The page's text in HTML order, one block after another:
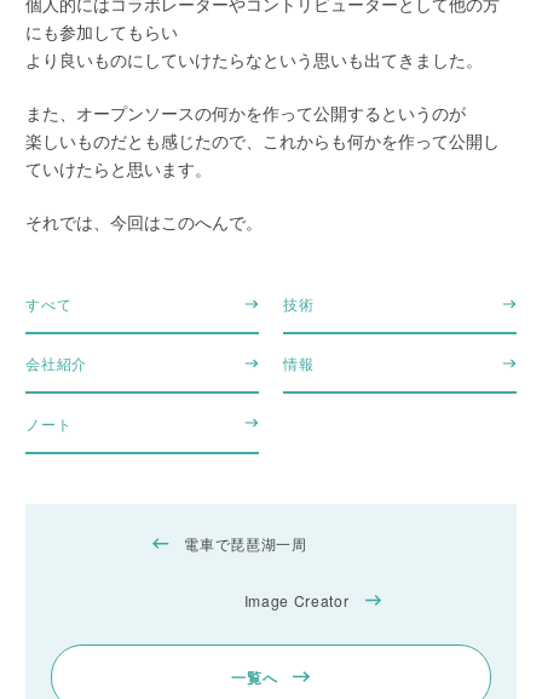
にも参加してもらい
より良いものにしていけたらなという思いも出てきました。
また、オープンソースの何かを作って公開するというのが
楽しいものだとも感じたので、これからも何かを作って公開し
ていけたらと思います。
それでは、今回はこのへんで。
すべて 技術
会社紹介 情報
ノート
電車で琵琶湖一周
Image Creator
一覧へ